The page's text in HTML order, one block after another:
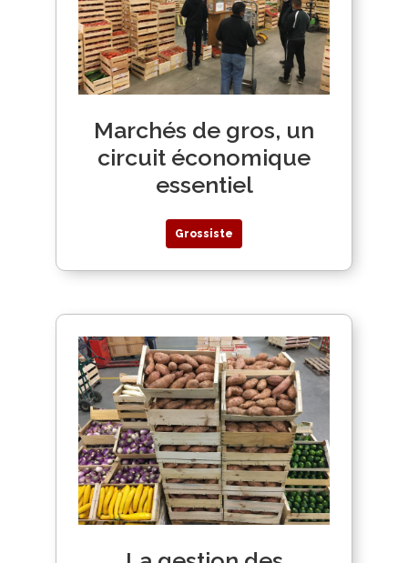
Marchés de gros, un
circuit économique
essentiel
Grossiste